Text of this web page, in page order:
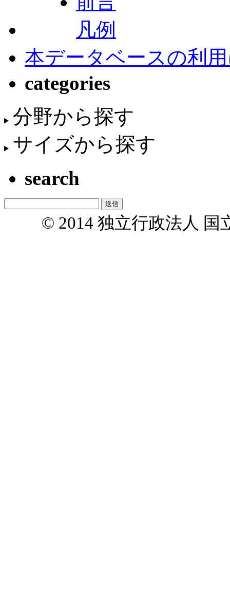
凡例
本データベースの利
categories
分野から探す
サイズから探す
search
© 2014 独立行政法人 国